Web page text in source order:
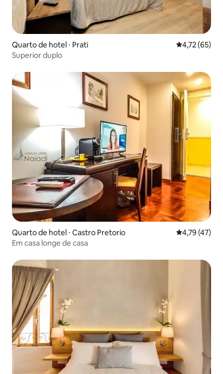
Quarto de hotel ⋅ Prati 4,72 de uma
4,72 (65)
Superior duplo
Quarto de hotel ⋅ Castro Pretorio 4,79 de uma
4,79 (47)
Em casa longe de casa